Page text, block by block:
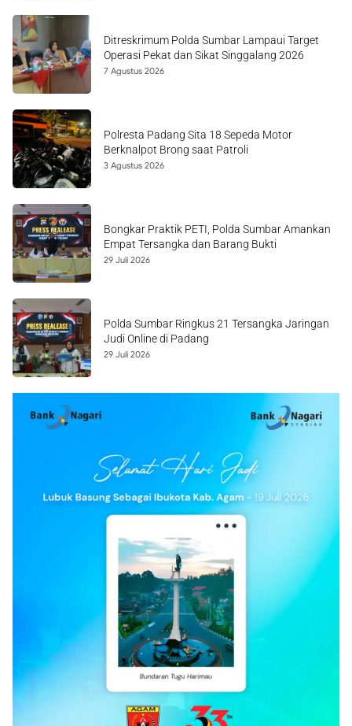
Ditreskrimum Polda Sumbar Lampaui Target
Operasi Pekat dan Sikat Singgalang 2026
7 Agustus 2026
Polresta Padang Sita 18 Sepeda Motor
Berknalpot Brong saat Patroli
3 Agustus 2026
Bongkar Praktik PETI, Polda Sumbar Amankan
Empat Tersangka dan Barang Bukti
29 Juli 2026
Polda Sumbar Ringkus 21 Tersangka Jaringan
Judi Online di Padang
29 Juli 2026